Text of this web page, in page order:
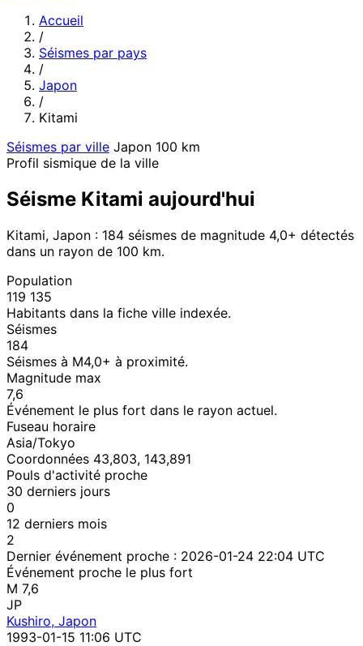
Accueil
/
Séismes par pays
/
Japon
/
Kitami
Séismes par ville Japon 100 km
Profil sismique de la ville
Séisme Kitami aujourd'hui
Kitami, Japon : 184 séismes de magnitude 4,0+ détectés
dans un rayon de 100 km.
Population
119 135
Habitants dans la fiche ville indexée.
Séismes
184
Séismes à M4,0+ à proximité.
Magnitude max
7,6
Événement le plus fort dans le rayon actuel.
Fuseau horaire
Asia/Tokyo
Coordonnées 43,803, 143,891
Pouls d'activité proche
30 derniers jours
0
12 derniers mois
2
Dernier événement proche : 2026-01-24 22:04 UTC
Événement proche le plus fort
M 7,6
JP
Kushiro, Japon
1993-01-15 11:06 UTC